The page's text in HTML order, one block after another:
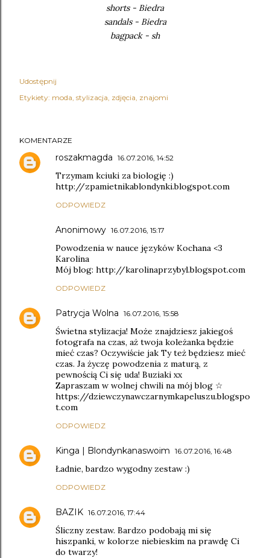
shorts - Biedra
sandals - Biedra
bagpack - sh
Udostępnij
Etykiety: moda stylizacja zdjęcia znajomi
KOMENTARZE
roszakmagda 16.07.2016, 14:52
Trzymam kciuki za biologię :)
http://zpamietnikablondynki.blogspot.com
ODPOWIEDZ
Anonimowy 16.07.2016, 15:17
Powodzenia w nauce języków Kochana <3
Karolina
Mój blog: http://karolinaprzybyl.blogspot.com
ODPOWIEDZ
Patrycja Wolna 16.07.2016, 15:58
Świetna stylizacja! Może znajdziesz jakiegoś
fotografa na czas, aż twoja koleżanka będzie
mieć czas? Oczywiście jak Ty też będziesz mieć
czas. Ja życzę powodzenia z maturą, z
pewnością Ci się uda! Buziaki xx
Zapraszam w wolnej chwili na mój blog ☆
https://dziewczynawczarnymkapeluszu.blogspo
t.com
ODPOWIEDZ
Kinga | Blondynkanaswoim 16.07.2016, 16:48
Ładnie, bardzo wygodny zestaw :)
ODPOWIEDZ
BAZIK 16.07.2016, 17:44
Śliczny zestaw. Bardzo podobają mi się
hiszpanki, w kolorze niebieskim na prawdę Ci
do twarzy!